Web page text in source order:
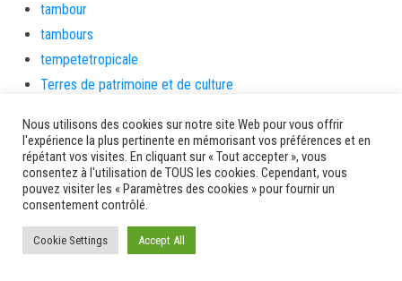
tambour
tambours
tempetetropicale
Terres de patrimoine et de culture
théâtre
Tourisme
toussaint
tradition
Transition Energétique
Transport et routes
Nous utilisons des cookies sur notre site Web pour vous offrir
l'expérience la plus pertinente en mémorisant vos préférences et en
répétant vos visites. En cliquant sur « Tout accepter », vous
consentez à l'utilisation de TOUS les cookies. Cependant, vous
pouvez visiter les « Paramètres des cookies » pour fournir un
consentement contrôlé.
Cookie Settings Accept All